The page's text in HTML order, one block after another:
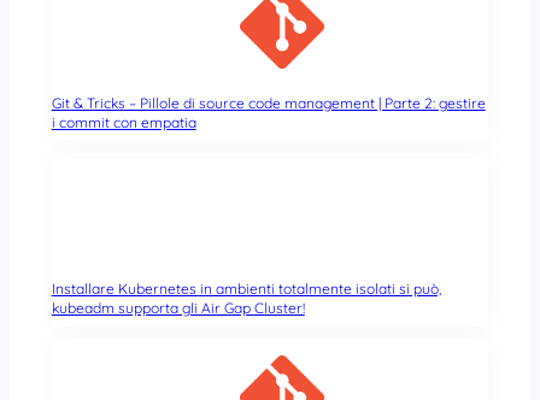
Git & Tricks – Pillole di source code management | Parte 2: gestire
i commit con empatia
Installare Kubernetes in ambienti totalmente isolati si può,
kubeadm supporta gli Air Gap Cluster!